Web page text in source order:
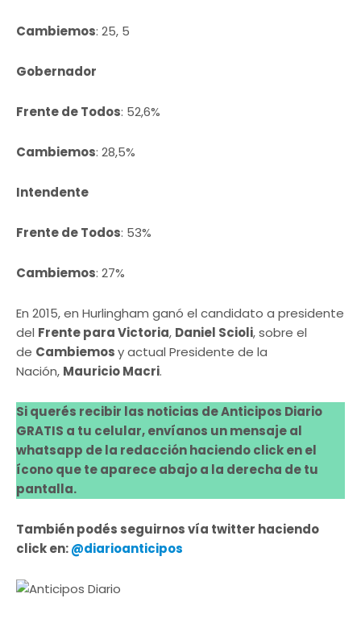
Cambiemos: 25, 5
Gobernador
Frente de Todos: 52,6%
Cambiemos: 28,5%
Intendente
Frente de Todos: 53%
Cambiemos: 27%
En 2015, en Hurlingham ganó el candidato a presidente
del Frente para Victoria, Daniel Scioli, sobre el
de Cambiemosy actual Presidente de la
Nación, Mauricio Macri.
Si querés recibir las noticias de Anticipos Diario
GRATIS a tu celular, envíanos un mensaje al
whatsapp de la redacción haciendo click en el
ícono que te aparece abajo a la derecha de tu
pantalla.
También podés seguirnos vía twitter haciendo
click en:@diarioanticipos